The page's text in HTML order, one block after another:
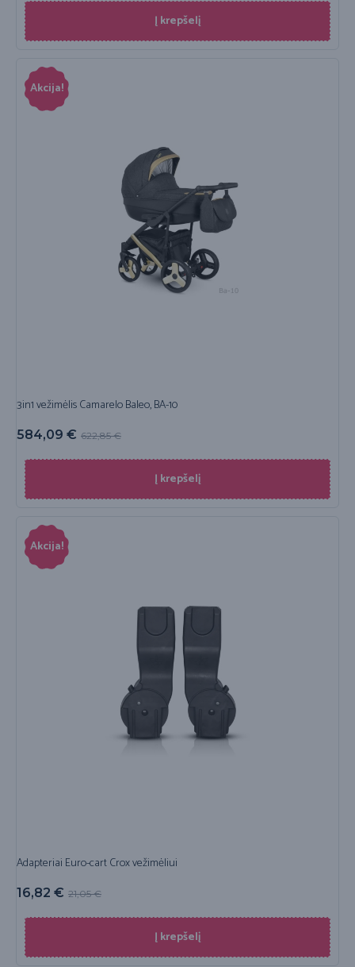
Į krepšelį
Akcija!
3in1 vežimėlis Camarelo Baleo, BA-10
622,85€
584,09 €
Į krepšelį
Akcija!
Adapteriai Euro-cart Crox vežimėliui
21,05€
16,82 €
Į krepšelį